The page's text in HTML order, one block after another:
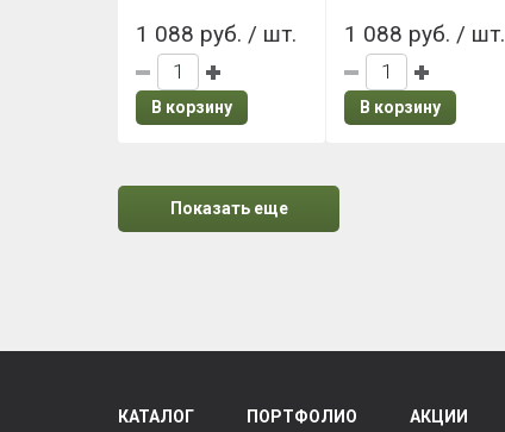
1 088 руб. / шт.
В корзину
1 088 руб. / шт.
В корзину
Показать еще
КАТАЛОГ ПОРТФОЛИО АКЦИИ